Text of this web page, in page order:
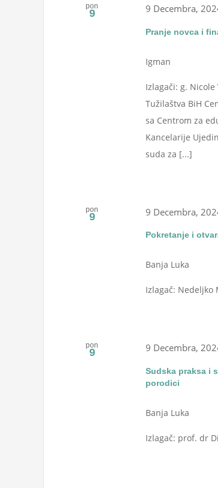
pon
9
Pranje novca i
9 Decembra,
Igman
Izlagači: g.
Tužilaštva BiH
sa Centrom za
Kancelarije
suda za [...]
pon
9
Pokretanje i
9 Decembra,
Banja Luka
Izlagač:
pon
9
Sudska praksa i
porodici
9 Decembra,
Banja Luka
Izlagač: prof. dr